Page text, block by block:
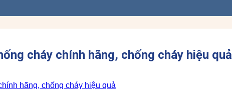
cháy chính hãng, chống cháy hiệu quả